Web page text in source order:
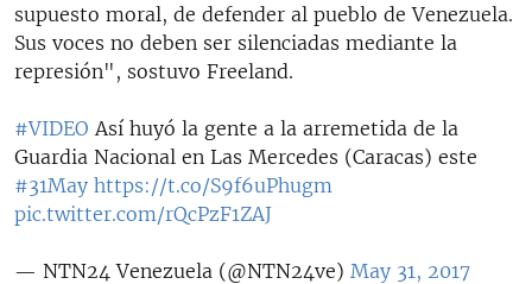
supuesto moral, de defender al pueblo de Venezuela.
Sus voces no deben ser silenciadas mediante la
represión", sostuvo Freeland.
#VIDEO Así huyó la gente a la arremetida de la
Guardia Nacional en Las Mercedes (Caracas) este
#31May https://t.co/S9f6uPhugm
pic.twitter.com/rQcPzF1ZAJ
— NTN24 Venezuela (@NTN24ve) May 31, 2017